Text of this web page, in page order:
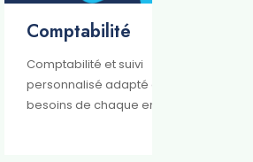
et suivi
adapté aux
chaque entreprise.